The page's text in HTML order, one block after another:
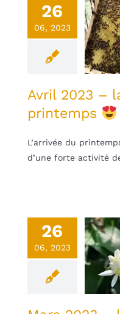
26
06, 2023
2023 – la
de
Avril 2023 –
printemps
L’arrivée du
d’une forte activité
26
06, 2023
2023 – le